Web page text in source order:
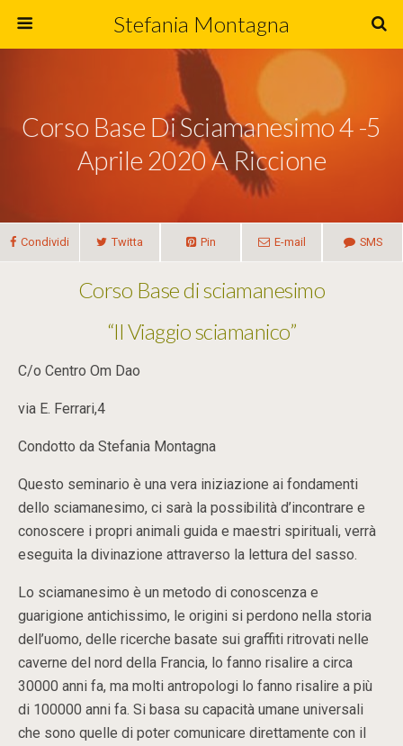
Stefania Montagna
Corso Base Di Sciamanesimo 4 -5
Aprile 2020 A Riccione
Condividi Twitta Pin E-mail SMS
Corso Base di sciamanesimo
“Il Viaggio sciamanico”
C/o Centro Om Dao
via E. Ferrari,4
Condotto da Stefania Montagna
Questo seminario è una vera iniziazione ai fondamenti
dello sciamanesimo, ci sarà la possibilità d’incontrare e
conoscere i propri animali guida e maestri spirituali, verrà
eseguita la divinazione attraverso la lettura del sasso.
Lo sciamanesimo è un metodo di conoscenza e
guarigione antichissimo, le origini si perdono nella storia
dell’uomo, delle ricerche basate sui graffiti ritrovati nelle
caverne del nord della Francia, lo fanno risalire a circa
30000 anni fa, ma molti antropologi lo fanno risalire a più
di 100000 anni fa. Si basa su capacità umane universali
che sono quelle di poter comunicare direttamente con il